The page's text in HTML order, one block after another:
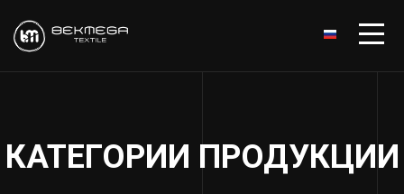
КАТЕГОРИИ ПРОДУКЦИИ